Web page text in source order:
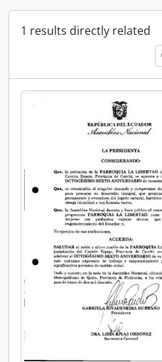
1 results directly related